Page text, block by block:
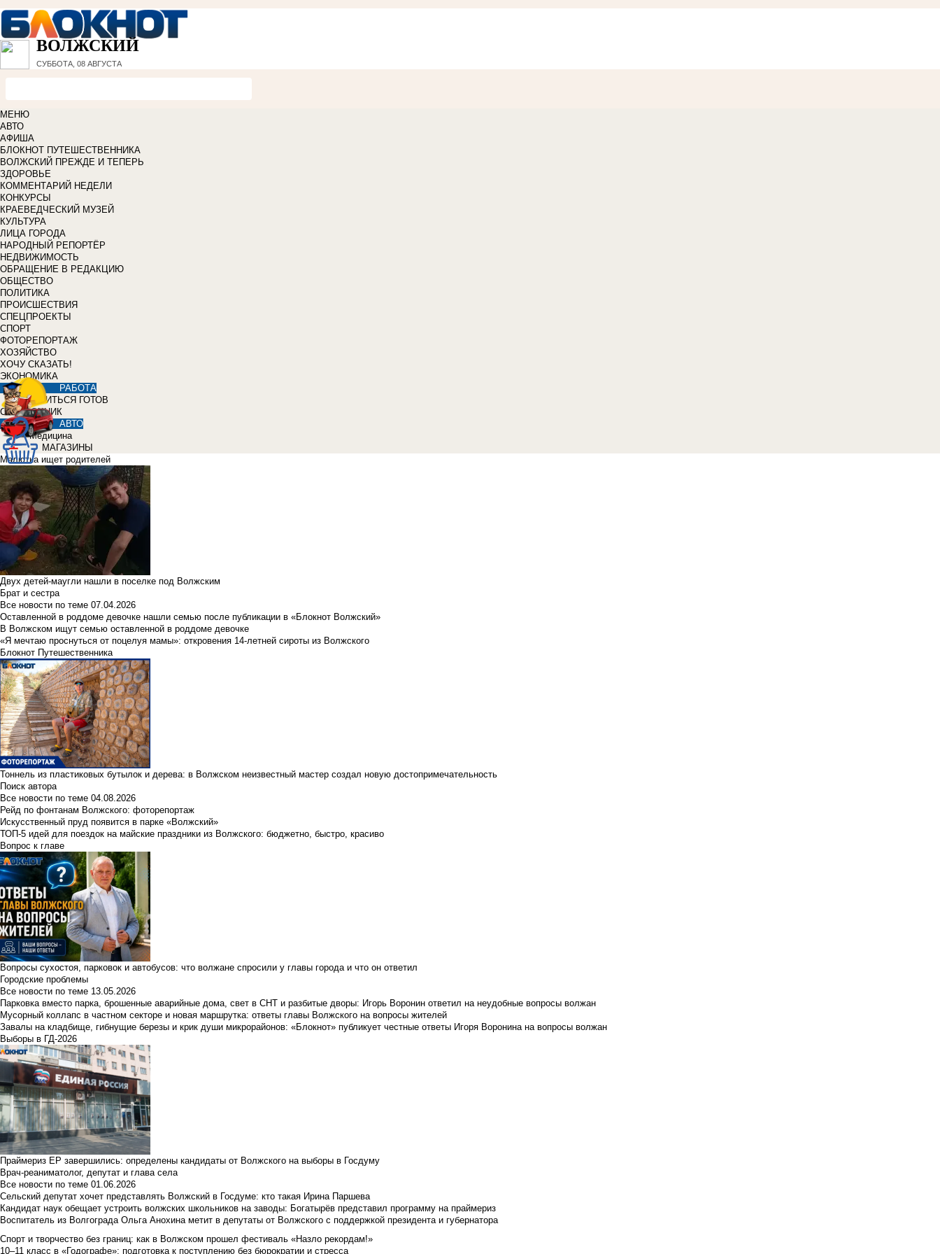
ВОЛЖСКИЙ
СУББОТА, 08 АВГУСТА
МЕНЮ
АВТО
АФИША
БЛОКНОТ ПУТЕШЕСТВЕННИКА
ВОЛЖСКИЙ ПРЕЖДЕ И ТЕПЕРЬ
ЗДОРОВЬЕ
КОММЕНТАРИЙ НЕДЕЛИ
КОНКУРСЫ
КРАЕВЕДЧЕСКИЙ МУЗЕЙ
КУЛЬТУРА
ЛИЦА ГОРОДА
НАРОДНЫЙ РЕПОРТЁР
НЕДВИЖИМОСТЬ
ОБРАЩЕНИЕ В РЕДАКЦИЮ
ОБЩЕСТВО
ПОЛИТИКА
ПРОИСШЕСТВИЯ
СПЕЦПРОЕКТЫ
СПОРТ
ФОТОРЕПОРТАЖ
ХОЗЯЙСТВО
ХОЧУ СКАЗАТЬ!
ЭКОНОМИКА
РАБОТА
УЧИТЬСЯ ГОТОВ
СПРАВОЧНИК
АВТО
Медицина
МАГАЗИНЫ
Малютка ищет родителей
Двух детей-маугли нашли в поселке под Волжским
Брат и сестра
Все новости по теме 07.04.2026
Оставленной в роддоме девочке нашли семью после публикации в «Блокнот Волжский»
В Волжском ищут семью оставленной в роддоме девочке
«Я мечтаю проснуться от поцелуя мамы»: откровения 14-летней сироты из Волжского
Блокнот Путешественника
Тоннель из пластиковых бутылок и дерева: в Волжском неизвестный мастер создал новую достопримечательность
Поиск автора
Все новости по теме 04.08.2026
Рейд по фонтанам Волжского: фоторепортаж
Искусственный пруд появится в парке «Волжский»
ТОП-5 идей для поездок на майские праздники из Волжского: бюджетно, быстро, красиво
Вопрос к главе
Вопросы сухостоя, парковок и автобусов: что волжане спросили у главы города и что он ответил
Городские проблемы
Все новости по теме 13.05.2026
Парковка вместо парка, брошенные аварийные дома, свет в СНТ и разбитые дворы: Игорь Воронин ответил на неудобные вопросы волжан
Мусорный коллапс в частном секторе и новая маршрутка: ответы главы Волжского на вопросы жителей
Завалы на кладбище, гибнущие березы и крик души микрорайонов: «Блокнот» публикует честные ответы Игоря Воронина на вопросы волжан
Выборы в ГД-2026
Праймериз ЕР завершились: определены кандидаты от Волжского на выборы в Госдуму
Врач-реаниматолог, депутат и глава села
Все новости по теме 01.06.2026
Сельский депутат хочет представлять Волжский в Госдуме: кто такая Ирина Паршева
Кандидат наук обещает устроить волжских школьников на заводы: Богатырёв представил программу на праймериз
Воспитатель из Волгограда Ольга Анохина метит в депутаты от Волжского с поддержкой президента и губернатора
Спорт и творчество без границ: как в Волжском прошел фестиваль «Назло рекордам!»
10–11 класс в «Годографе»: подготовка к поступлению без бюрократии и стресса